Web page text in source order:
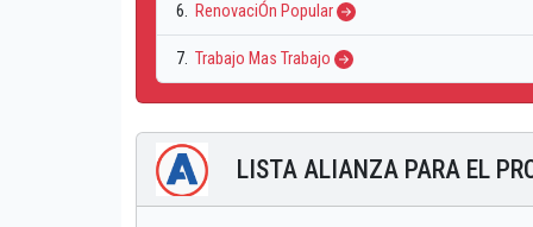
6. RenovaciÓn Popular
7. Trabajo Mas Trabajo
LISTA ALIANZA PARA EL